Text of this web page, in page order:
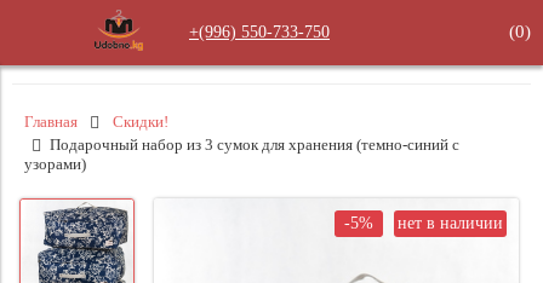
+(996) 550‑733‑750 (0)
Главная
Скидки!
Подарочный набор из 3 сумок для хранения (темно-синий с
узорами)
-5% нет в наличии